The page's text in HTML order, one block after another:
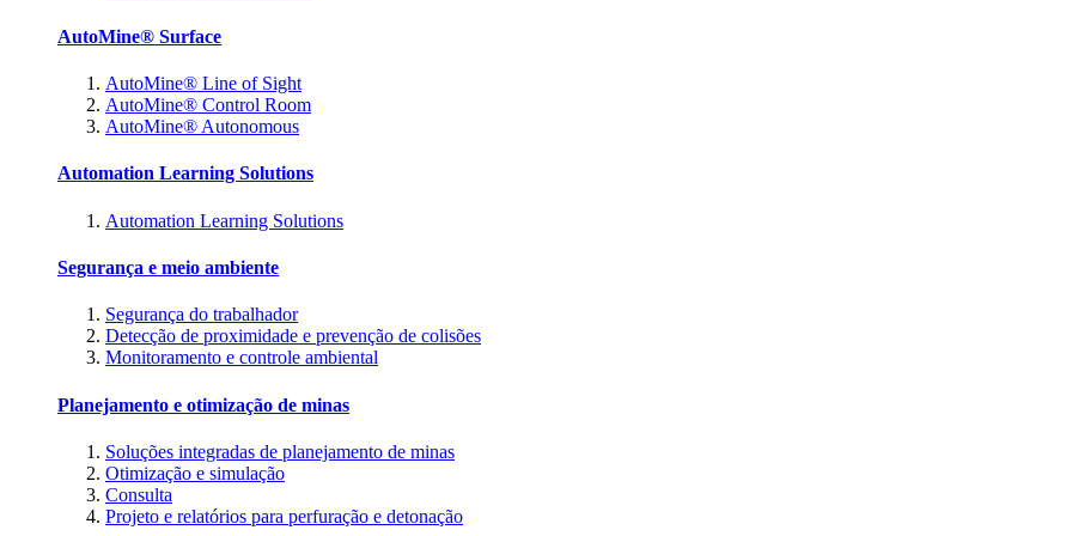
AutoMine® Surface
AutoMine® Line of Sight
AutoMine® Control Room
AutoMine® Autonomous
Automation Learning Solutions
Automation Learning Solutions
Segurança e meio ambiente
Segurança do trabalhador
Detecção de proximidade e prevenção de colisões
Monitoramento e controle ambiental
Planejamento e otimização de minas
Soluções integradas de planejamento de minas
Otimização e simulação
Consulta
Projeto e relatórios para perfuração e detonação